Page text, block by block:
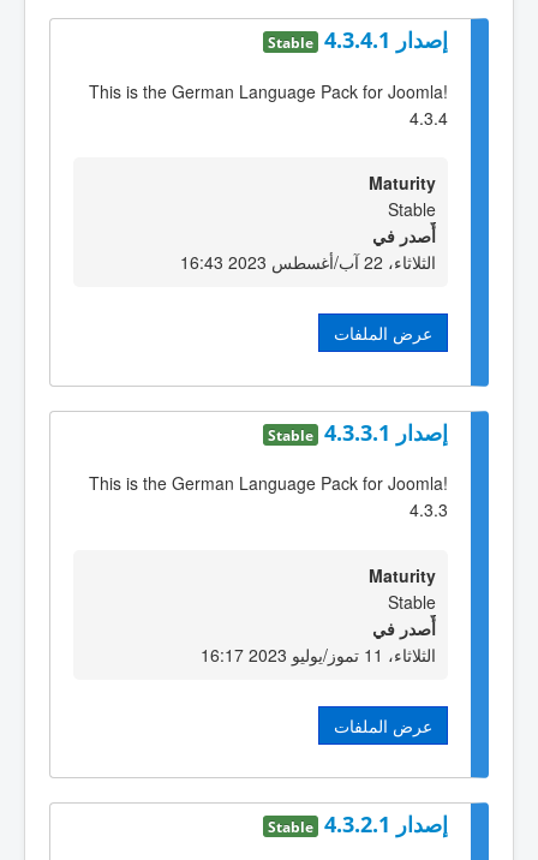
إصدار 4.3.4.1 Stable
This is the German Language Pack for Joomla!
4.3.4
Maturity
Stable
أٌصدر في
الثلاثاء، 22 آب/أغسطس 2023 16:43
عرض الملفات
إصدار 4.3.3.1 Stable
This is the German Language Pack for Joomla!
4.3.3
Maturity
Stable
أٌصدر في
الثلاثاء، 11 تموز/يوليو 2023 16:17
عرض الملفات
إصدار 4.3.2.1 Stable